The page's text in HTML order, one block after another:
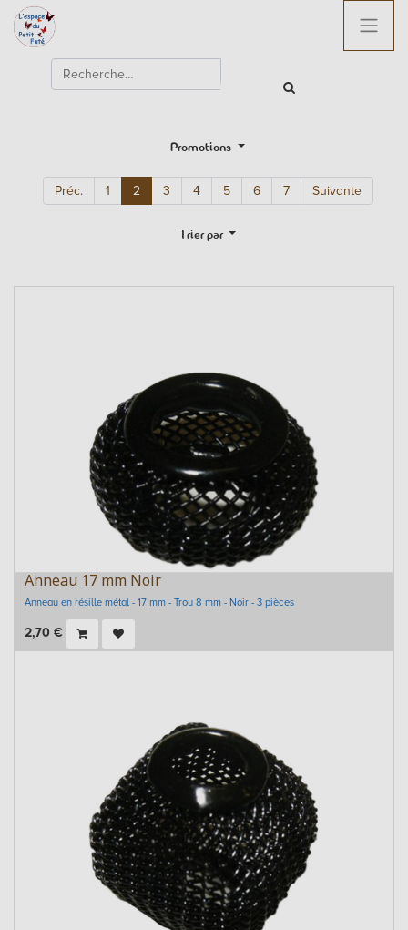
Promotions
Préc. 1 2 3 4 5 6 7 Suivante
Trier par
Anneau 17 mm Noir
Anneau en résille métal - 17 mm - Trou 8 mm - Noir - 3 pièces
2,70 €